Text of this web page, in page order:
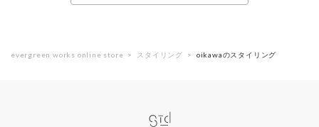
evergreen works online store スタイリング oikawaのスタイリング